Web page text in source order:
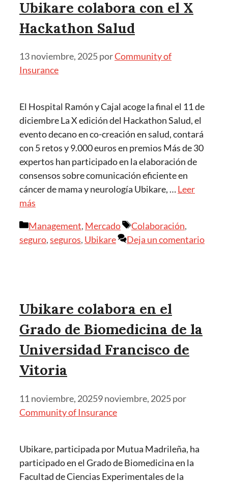
Ubikare colabora con el X
Hackathon Salud
13 noviembre, 2025porCommunity of
Insurance
El Hospital Ramón y Cajal acoge la final el 11 de
diciembre La X edición del Hackathon Salud, el
evento decano en co-creación en salud, contará
con 5 retos y 9.000 euros en premios Más de 30
expertos han participado en la elaboración de
consensos sobre comunicación eficiente en
cáncer de mama y neurología Ubikare, …Leer
más
Management, Mercado Colaboración,
seguro,seguros, Ubikare Deja un comentario
Ubikare colabora en el
Grado de Biomedicina de la
Universidad Francisco de
Vitoria
11 noviembre, 20259 noviembre, 2025por
Community of Insurance
Ubikare, participada por Mutua Madrileña, ha
participado en el Grado de Biomedicina en la
Facultad de Ciencias Experimentales de la